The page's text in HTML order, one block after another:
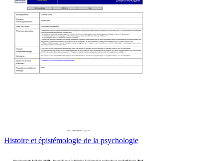
Histoire et épistémologie de la psychologie